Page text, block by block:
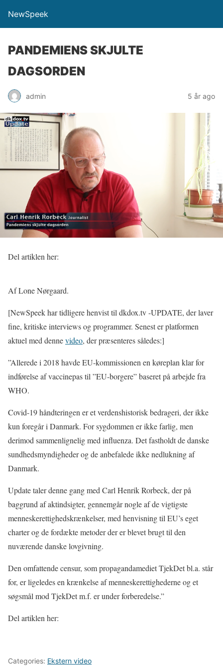
NewSpeek
PANDEMIENS SKJULTE
DAGSORDEN
admin 5 år ago
Del artiklen her:
Af Lone Nørgaard.
[NewSpeek har tidligere henvist til dkdox.tv -UPDATE, der laver
fine, kritiske interviews og programmer. Senest er platformen
aktuel med dennevideo, der præsenteres således:]
”Allerede i 2018 havde EU-kommissionen en køreplan klar for
indførelse af vaccinepas til ”EU-borgere” baseret på arbejde fra
WHO.
Covid-19 håndteringen er et verdenshistorisk bedrageri, der ikke
kun foregår i Danmark. For sygdommen er ikke farlig, men
derimod sammenlignelig med influenza. Det fastholdt de danske
sundhedsmyndigheder og de anbefalede ikke nedlukning af
Danmark.
Update taler denne gang med Carl Henrik Rorbeck, der på
baggrund af aktindsigter, gennemgår nogle af de vigtigste
menneskerettighedskrænkelser, med henvisning til EU’s eget
charter og de fordækte metoder der er blevet brugt til den
nuværende danske lovgivning.
Den omfattende censur, som propagandamediet TjekDet bl.a. står
for, er ligeledes en krænkelse af menneskerettighederne og et
søgsmål mod TjekDet m.f. er under forberedelse.”
Del artiklen her:
Categories: Ekstern video